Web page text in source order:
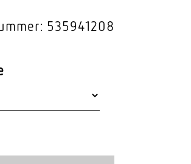
535941208